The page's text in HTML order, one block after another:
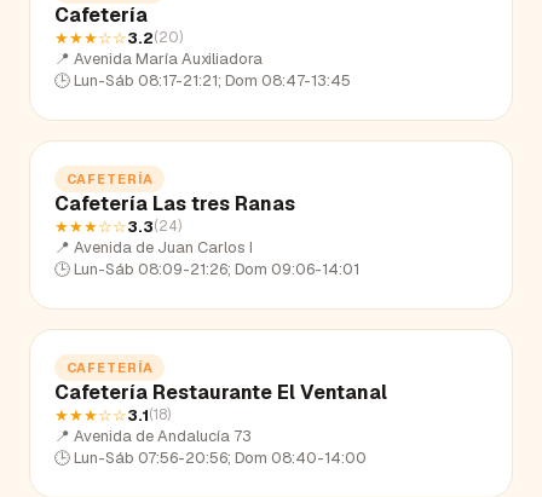
Cafetería
★★★☆☆3.2(20)
📍 Avenida María Auxiliadora
🕒 Lun-Sáb 08:17-21:21; Dom 08:47-13:45
CAFETERÍA
Cafetería Las tres Ranas
★★★☆☆3.3(24)
📍 Avenida de Juan Carlos I
🕒 Lun-Sáb 08:09-21:26; Dom 09:06-14:01
CAFETERÍA
Cafetería Restaurante El Ventanal
★★★☆☆3.1(18)
📍 Avenida de Andalucía 73
🕒 Lun-Sáb 07:56-20:56; Dom 08:40-14:00